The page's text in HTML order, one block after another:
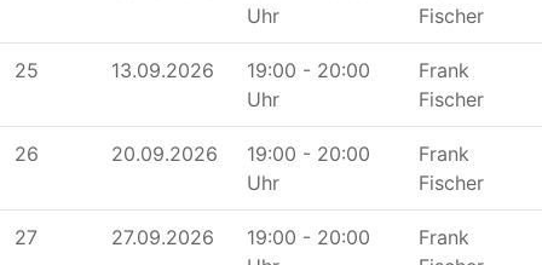
Uhr
Fischer
25 13.09.2026
19:00 - 20:00
Uhr
Frank
Fischer
26 20.09.2026
19:00 - 20:00
Uhr
Frank
Fischer
27 27.09.2026
19:00 - 20:00
Frank